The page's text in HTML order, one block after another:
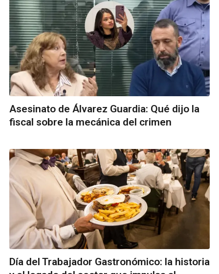
Asesinato de Álvarez Guardia: Qué dijo la
fiscal sobre la mecánica del crimen
Día del Trabajador Gastronómico: la historia